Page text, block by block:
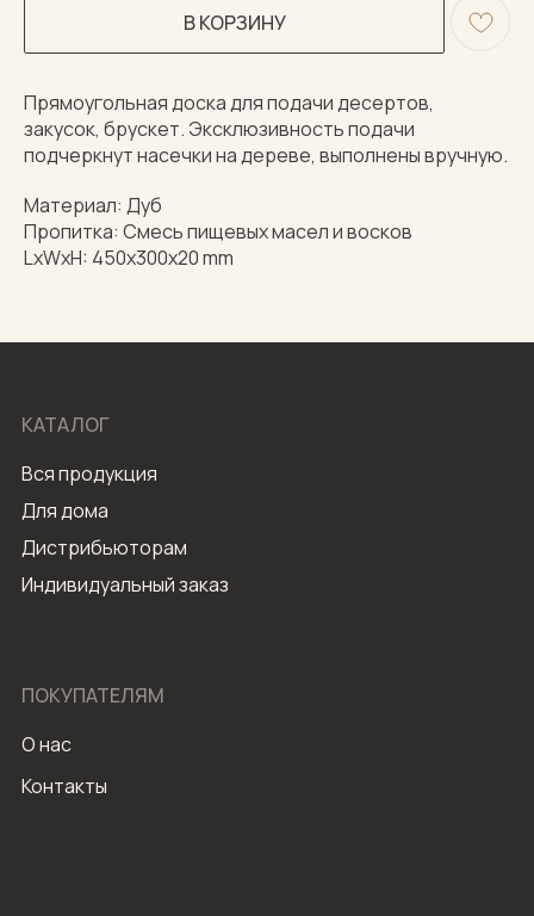
В КОРЗИНУ
Прямоугольная доска для подачи десертов,
закусок, брускет. Эксклюзивность подачи
подчеркнут насечки на дереве, выполнены вручную.
Материал: Дуб
Пропитка: Смесь пищевых масел и восков
LxWxH: 450x300x20 mm
Вся продукция
О нас
Индивидуальный заказ
Дистрибьюторам
Для дома
КАТАЛОГ
ПОКУПАТЕЛЯМ
Контакты